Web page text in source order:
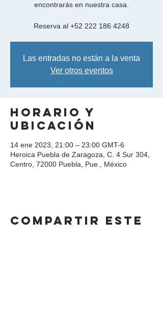
encontrarás en nuestra casa.
Reserva al +52 222 186 4248
Las entradas no están a la venta
Ver otros eventos
Horario y
ubicación
14 ene 2023, 21:00 – 23:00 GMT-6
Heroica Puebla de Zaragoza, C. 4 Sur 304,
Centro, 72000 Puebla, Pue., México
Compartir este